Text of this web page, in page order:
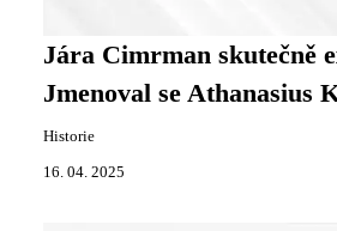
Jára Cimrman skutečně
Jmenoval se Athanasius
Historie
16. 04. 2025